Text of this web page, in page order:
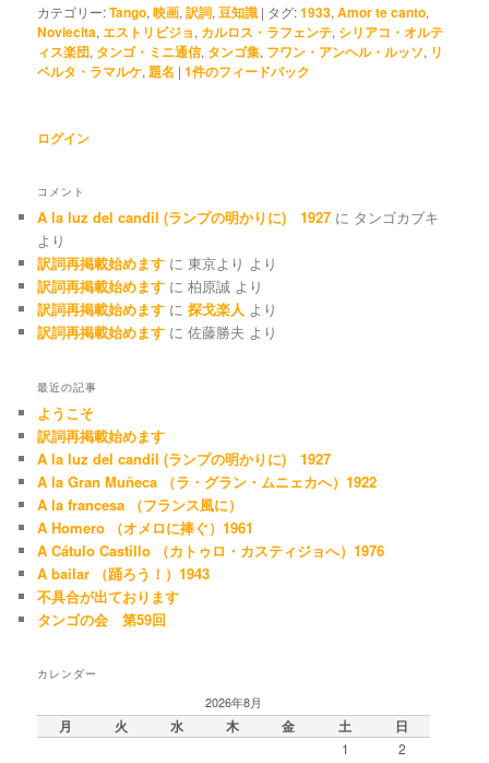
カテゴリー:Tango,映画,訳詞,豆知識 | タグ:1933,Amor te canto,
Noviecita, エストリビジョ, カルロス・ラフェンテ, シリアコ・オルテ
ィス楽団, タンゴ・ミニ通信, タンゴ集, フワン・アンヘル・ルッソ, リ
ベルタ・ラマルケ, 題名 |1件のフィードバック
ログイン
コメント
A la luz del candil (ランプの明かりに) 1927 に タンゴカブキ
より
訳詞再掲載始めます に東京より より
訳詞再掲載始めます に柏原誠 より
訳詞再掲載始めます に探戈楽人 より
訳詞再掲載始めます に佐藤勝夫 より
最近の記事
ようこそ
訳詞再掲載始めます
A la luz del candil (ランプの明かりに) 1927
A la Gran Muñeca （ラ・グラン・ムニェカへ）1922
A la francesa （フランス風に）
A Homero （オメロに捧ぐ）1961
A Cátulo Castillo （カトゥロ・カスティジョへ）1976
A bailar （踊ろう！）1943
不具合が出ております
タンゴの会 第59回
カレンダー
2026年8月
月 火 水 木 金 土 日
1
2